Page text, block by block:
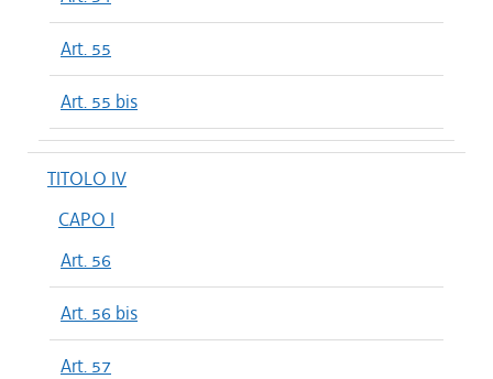
Art. 55
Art. 55 bis
TITOLO IV
CAPO I
Art. 56
Art. 56 bis
Art. 57